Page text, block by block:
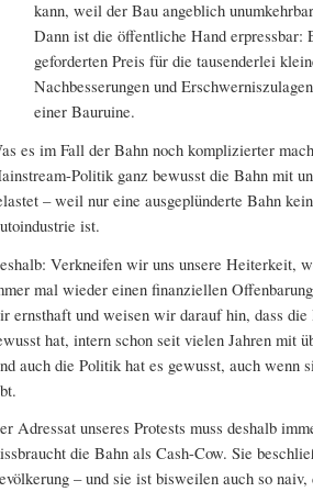
kann, weil der Bau angeblich
Dann ist die öffentliche Hand erpressbar:
geforderten Preis für die tausenderlei
Nachbesserungen und
einer Bauruine.
es im Fall der Bahn noch komplizierter
Politik ganz bewusst die Bahn mit
– weil nur eine ausgeplünderte Bahn
ist.
Verkneifen wir uns unsere Heiterkeit,
mal wieder einen finanziellen
ernsthaft und weisen wir darauf hin, dass die
hat, intern schon seit vielen Jahren mit
auch die Politik hat es gewusst, auch wenn
Adressat unseres Protests muss deshalb
die Bahn als Cash-Cow. Sie
– und sie ist bisweilen auch so